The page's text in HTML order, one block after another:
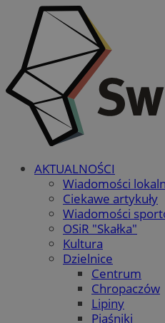
AKTUALNOŚCI
Wiadomości
Ciekawe artykuły
Wiadomości
OSiR "Skałka"
Kultura
Dzielnice
Centrum
Chropaczów
Lipiny
Piaśniki